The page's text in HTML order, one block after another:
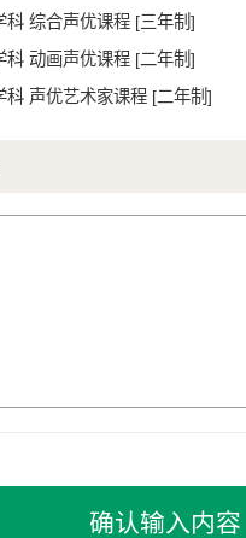
科 综合声优课程 [三年制]
科 动画声优课程 [二年制]
科 声优艺术家课程 [二年制]
确认输入内容